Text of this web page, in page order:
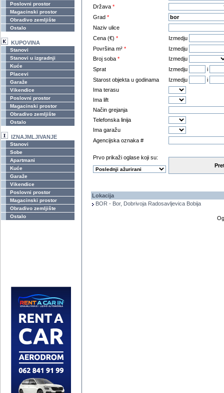
Poslovni prostor
Magacinski prostor
Obradivo zemljište
Ostalo
KUPOVINA
Stanovi
Stanovi u izgradnji
Kuće
Placevi
Garaže
Vikendice
Poslovni prostor
Magacinski prostor
Obradivo zemljište
Ostalo
IZNAJMLJIVANJE
Stanovi
Sobe
Apartmani
Kuće
Garaže
Vikendice
Poslovni prostor
Magacinski prostor
Obradivo zemljište
Ostalo
Država *
Grad *
Naziv ulice
Cena (€) *
Izmedju
Površina m² *
Izmedju
Broj soba *
Izmedju
Sprat
Izmedju
i
Starost objekta u godinama
Izmedju
i
Ima terasu
Ima lift
Način grejanja
Telefonska linija
Ima garažu
Agencijska oznaka #
Prvo prikaži oglase koji su:
Lokacija
BOR - Bor, Dobrivoja Radosavljevica Bobija